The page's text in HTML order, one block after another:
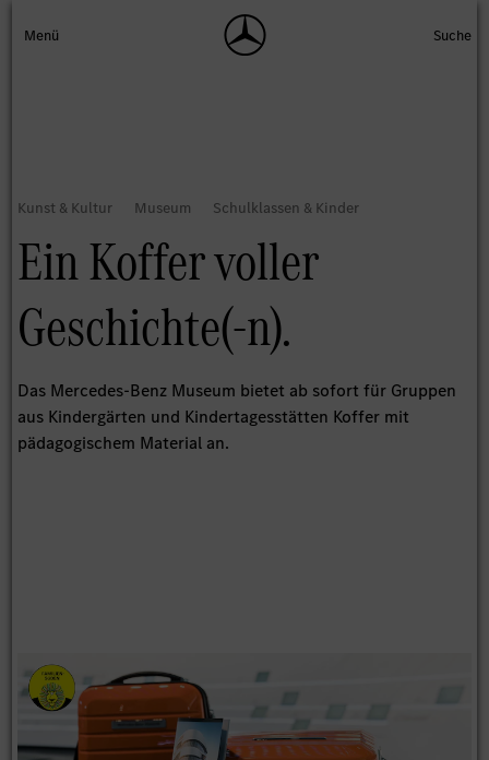
Ein Koffer voller
Geschichte(-n).
Das Mercedes-Benz Museum bietet ab sofort für Gruppen
aus Kindergärten und Kindertagesstätten Koffer mit
pädagogischem Material an.